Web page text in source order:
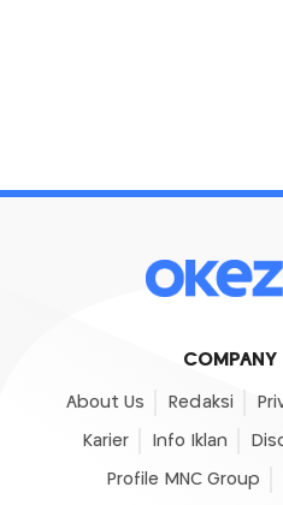
COMPANY
About Us Redaksi
Karier Info Iklan
Profile MNC Group